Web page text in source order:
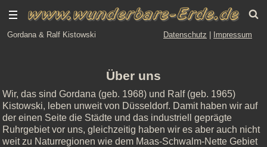
Gordana & Ralf Kistowski Datenschutz Impressum
Über uns
Wir, das sind Gordana (geb. 1968) und Ralf (geb. 1965)
Kistowski, leben unweit von Düsseldorf. Damit haben wir auf
der einen Seite die Städte und das industriell geprägte
Ruhrgebiet vor uns, gleichzeitig haben wir es aber auch nicht
weit zu Naturregionen wie dem Maas-Schwalm-Nette Gebiet